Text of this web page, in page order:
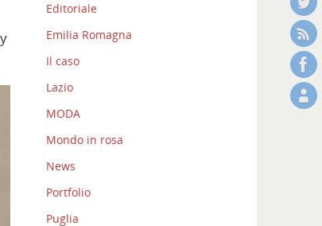
Editoriale
Emilia Romagna
Il caso
Lazio
MODA
Mondo in rosa
News
Portfolio
Puglia